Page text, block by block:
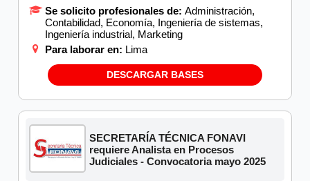
Se solicito profesionales de: Administración,
Contabilidad, Economía, Ingeniería de sistemas,
Ingeniería industrial, Marketing
Para laborar en: Lima
DESCARGAR BASES
SECRETARÍA TÉCNICA FONAVI
requiere Analista en Procesos
Judiciales - Convocatoria mayo 2025